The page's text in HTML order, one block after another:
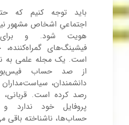
باید توجه کنیم که
اجتماعیِ اشخاص مشهور
هویت شود. و برای
فیشینگهای
است. یک مجله علمی به
از صد حساب
دانشمندان، سیاست‌مداران
رصد کرده است. قربانی،
پروفایل خود ندارد
حساب‌ها، ناشناخته باقی